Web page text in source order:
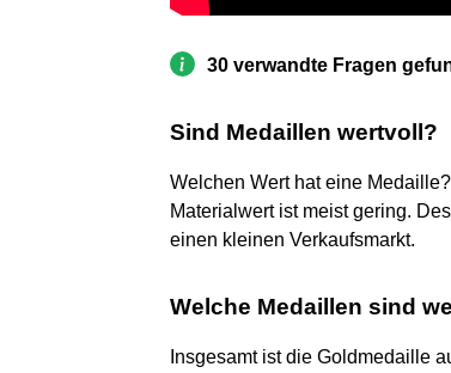
30 verwandte Fragen
Sind Medaillen wertvoll?
Welchen Wert hat eine
Materialwert ist meist gering.
einen kleinen Verkaufsmarkt.
Welche Medaillen sind
Insgesamt ist die Goldmedaille